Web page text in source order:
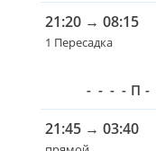
21:20 → 08:15
1 Пересадка
- - - - П -
21:45 → 03:40